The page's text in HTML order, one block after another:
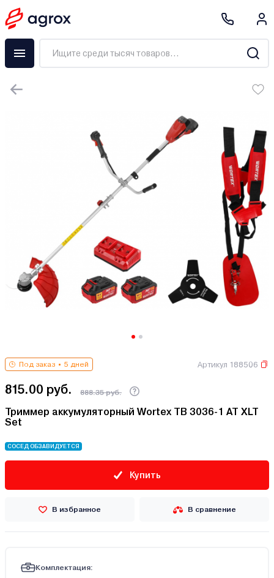
Под заказ 5 дней Артикул 188506
815.00 руб. 888.35 руб.
Триммер аккумуляторный Wortex TB 3036-1 AT XLT
Set
СОСЕД ОБЗАВИДУЕТСЯ
Купить
В избранное В сравнение
Комплектация: